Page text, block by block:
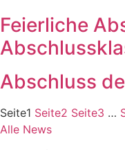
Feierliche
Abschluss
Seite1 Seite2 Seite3 …
Alle News